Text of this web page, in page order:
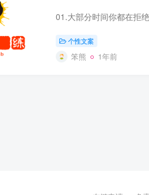
个性文案
笨熊 1年前